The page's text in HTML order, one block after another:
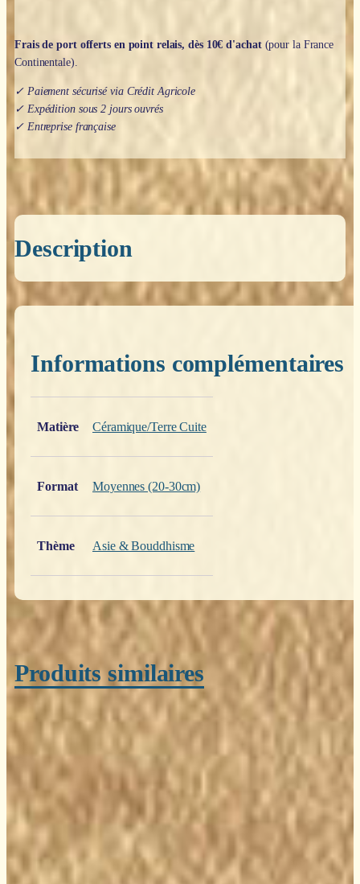
Frais de port offerts en point relais, dès 10€ d'achat(pour la France
Continentale).
✓ Paiement sécurisé via Crédit Agricole
✓ Expédition sous 2 jours ouvrés
✓ Entreprise française
Description
Informations complémentaires
Matière
Céramique/Terre Cuite
Format Moyennes (20-30cm)
Thème Asie & Bouddhisme
Produits similaires